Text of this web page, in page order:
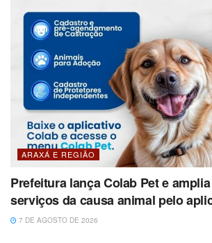
ARAXÁ E REGIÃO
Prefeitura lança Colab Pet e
serviços da causa animal pelo
7 DE AGOSTO DE 2026